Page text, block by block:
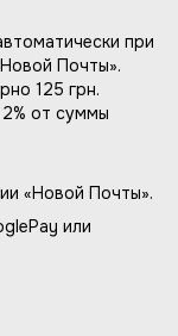
при
Почты».
125 грн.
от суммы
«Новой Почты».
или